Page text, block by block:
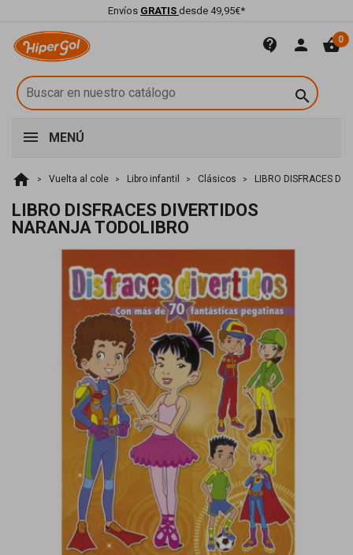
Envíos GRATIS desde 49,95€*
contact_support person shopping_basket0

MENÚ
home Vuelta al cole Libro infantil Clásicos LIBRO DISFRACES
LIBRO DISFRACES DIVERTIDOS
NARANJA TODOLIBRO